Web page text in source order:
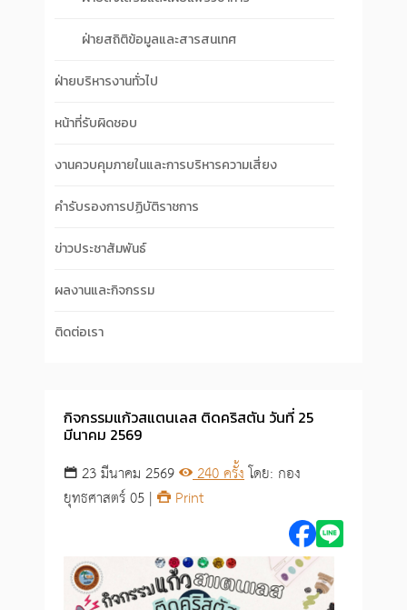
ฝ่ายสถิติข้อมูลและสารสนเทศ
ฝ่ายบริหารงานทั่วไป
หน้าที่รับผิดชอบ
งานควบคุมภายในและการบริหารความเสี่ยง
คำรับรองการปฏิบัติราชการ
ข่าวประชาสัมพันธ์
ผลงานและกิจกรรม
ติดต่อเรา
กิจกรรมแก้วสแตนเลส ติดคริสตัน วันที่ 25
มีนาคม 2569
23 มีนาคม 2569 240 ครั้งโดย: กอง
ยุทธศาสตร์ 05 |
Print